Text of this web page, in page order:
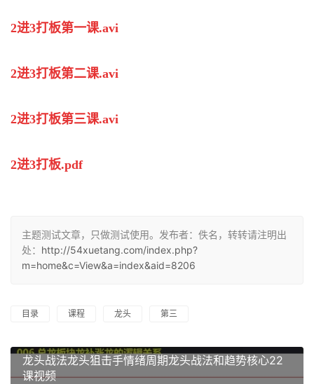
2进3打板第一课.avi
2进3打板第二课.avi
2进3打板第三课.avi
2进3打板.pdf
主题测试文章，只做测试使用。发布者：佚名，转转请注明出
处： http://54xuetang.com/index.php?
m=home&c=View&a=index&aid=8206
目录 课程 龙头 第三
龙头战法龙头狙击手情绪周期龙头战法和趋势核心22
课视频